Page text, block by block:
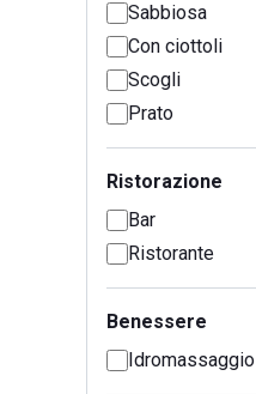
Sabbiosa
Con ciottoli
Scogli
Prato
Ristorazione
Bar
Ristorante
Benessere
Idromassaggio